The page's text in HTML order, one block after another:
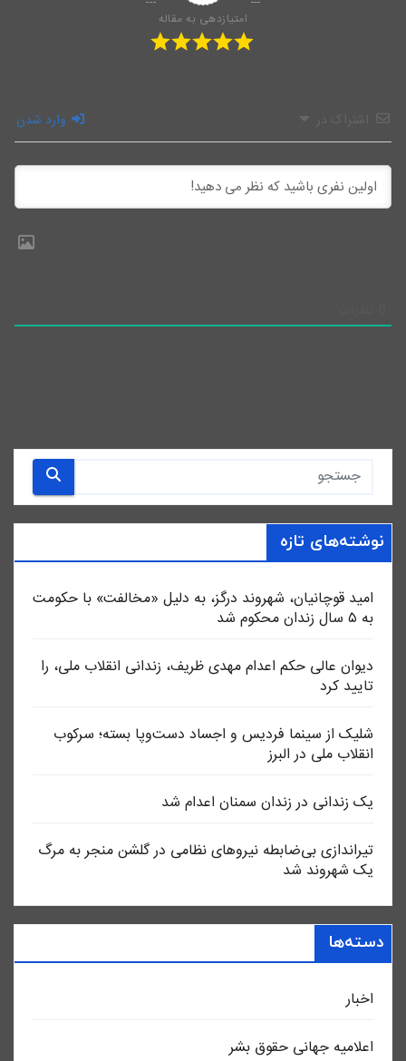
امتیازدهی به مقاله
اشتراک در وارد شدن
نوشته‌های تازه
امید قوچانیان، شهروند درگز، به دلیل «مخالفت» با حکومت
به ۵ سال زندان محکوم شد
دیوان عالی حکم اعدام مهدی ظریف، زندانی انقلاب ملی، را
تایید کرد
شلیک از سینما فردیس و اجساد دست‌وپا بسته؛ سرکوب
انقلاب ملی در البرز
یک زندانی در زندان سمنان اعدام شد
تیراندازی بی‌ضابطه نیروهای نظامی در گلشن منجر به مرگ
یک شهروند شد
دسته‌ها
اخبار
اعلاميه جهانی حقوق بشر